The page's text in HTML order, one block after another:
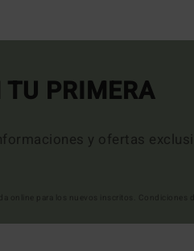
TU PRIMERA
y ofertas